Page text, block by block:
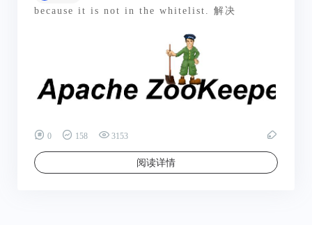
because it is not in the whitelist. 解决
0 158 3153
阅读详情